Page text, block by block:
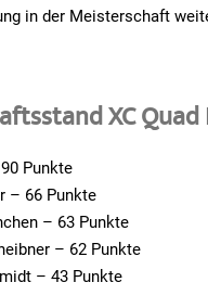
in der Meisterschaft
XC Quad
Punkte
– 66 Punkte
– 63 Punkte
– 62 Punkte
– 43 Punkte